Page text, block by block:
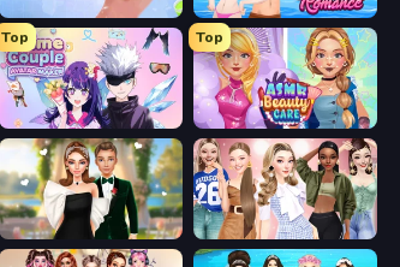
Nail Salon Swimming Pool Romance
Top
Anime Couple: Avatar Maker
Top
ASMR Beauty Care
Valentine's Day Proposal Fashion Week 2025